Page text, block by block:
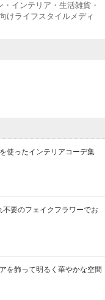
インテリア・生活雑貨・
けライフスタイルメディ
使ったインテリアコーデ集
要のフェイクフラワーでお
を飾って明るく華やかな空間